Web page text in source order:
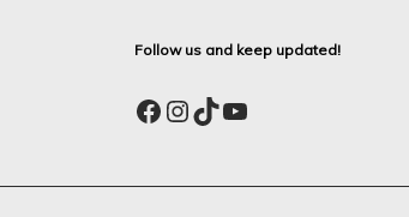
Follow us and keep updated!
Facebook
Instagram
TikTok
YouTube